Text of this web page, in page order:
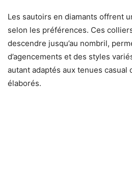
Les sautoirs en diamants offrent
selon les préférences. Ces
descendre jusqu’au nombril,
d’agencements et des styles
autant adaptés aux tenues casual
élaborés.